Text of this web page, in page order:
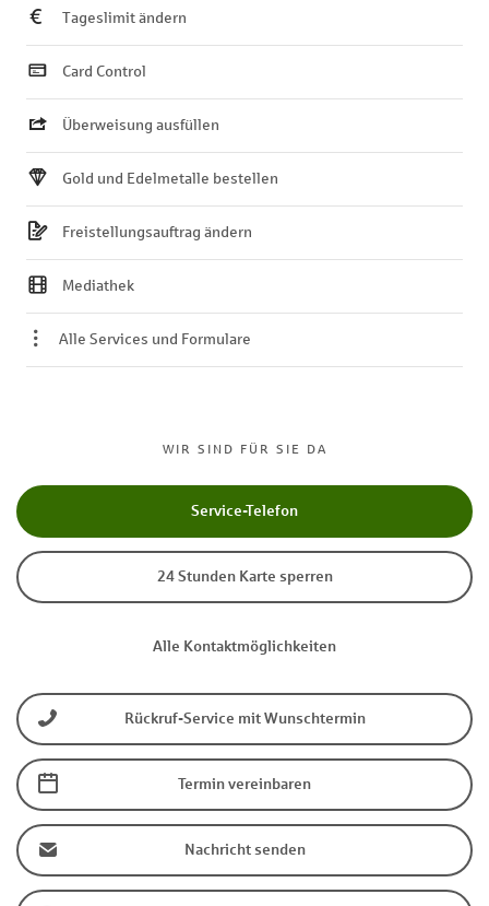
WIR SIND FÜR SIE DA
Service-Telefon
24 Stunden Karte sperren
Alle Kontaktmöglichkeiten
Rückruf-Service mit Wunschtermin
Termin vereinbaren
Nachricht senden
Tageslimit ändern
Card Control
Überweisung ausfüllen
Gold und Edelmetalle bestellen
Freistellungsauftrag ändern
Mediathek
Alle Services und Formulare